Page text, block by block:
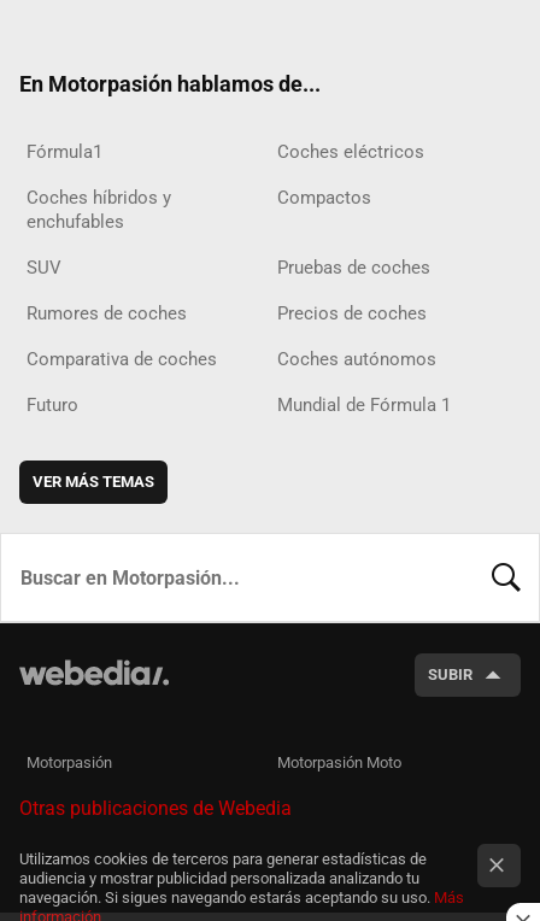
En Motorpasión hablamos de...
Fórmula1 Coches eléctricos
Coches híbridos y
enchufables
Compactos
SUV Pruebas de coches
Rumores de coches Precios de coches
Comparativa de coches Coches autónomos
Futuro Mundial de Fórmula 1
VER MÁS TEMAS
SUBIR
Motorpasión Motorpasión Moto
Otras publicaciones de Webedia
Utilizamos cookies de terceros para generar estadísticas de
audiencia y mostrar publicidad personalizada analizando tu
navegación. Si sigues navegando estarás aceptando su uso. Más
información